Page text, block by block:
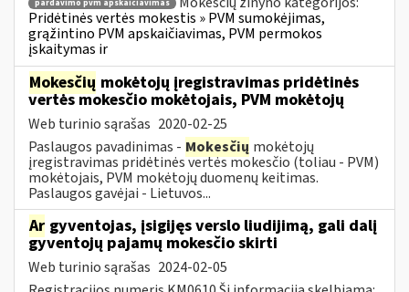
pardavimo pvm apskaičiavimas
Pridėtinės vertės mokestis » PVM sumokėjimas,
grąžintino PVM apskaičiavimas, PVM permokos
įskaitymas ir
Mokesčių mokėtojų įregistravimas pridėtinės
vertės mokesčio mokėtojais, PVM mokėtojų
Web turinio sąrašas 2020-02-25
Paslaugos pavadinimas - Mokesčių mokėtojų
įregistravimas pridėtinės vertės mokesčio (toliau - PVM)
mokėtojais, PVM mokėtojų duomenų keitimas.
Paslaugos gavėjai - Lietuvos...
Ar gyventojas, įsigijęs verslo liudijimą, gali dalį
gyventojų pajamų mokesčio skirti
Web turinio sąrašas 2024-02-05